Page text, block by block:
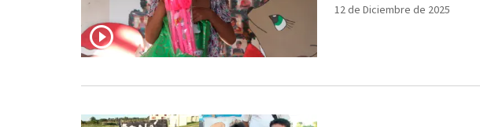
12 de Diciembre de 2025